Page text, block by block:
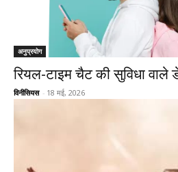
अनुप्रयोग
रियल-टाइम चैट की सुविधा वाले
विनीसियस - 18 मई, 2026